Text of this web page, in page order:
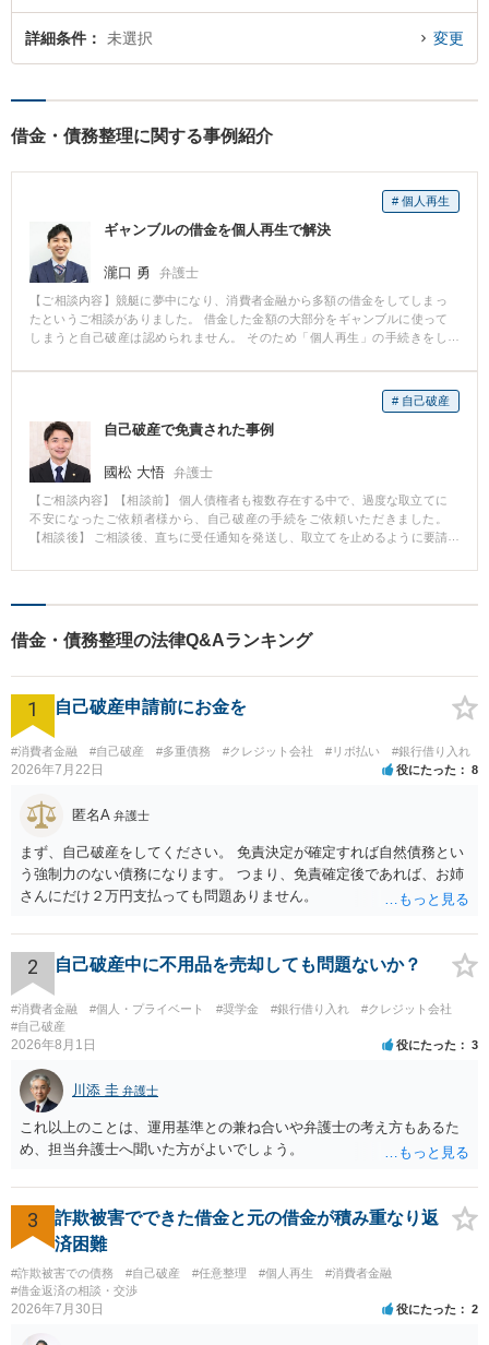
詳細条件 未選択 変更
借金・債務整理に関する事例紹介
# 個人再生
ギャンブルの借金を個人再生で解決
瀧口 勇 弁護士
【ご相談内容】競艇に夢中になり、消費者金融から多額の借金をしてしまっ
たというご相談がありました。 借金した金額の大部分をギャンブルに使って
しまうと自己破産は認められません。 そのため「個人再生」の手続きをし
難だと認めてもらい、減額してもらった返済額を分割で支払っていく方法で
す。 結果として、借金の5分の1を3年かけて分割で支払う形で解決しまし
た。 大きくなりすぎた借金でも何かしらの解決策はあります。 借金を返すた
めの借金をしないためにも、借金問題はお早めにご相談ください。
# 自己破産
自己破産で免責された事例
國松 大悟 弁護士
【ご相談内容】【相談前】 個人債権者も複数存在する中で、過度な取立てに
不安になったご依頼者様から、自己破産の手続をご依頼いただきました。
【相談後】 ご相談後、直ちに受任通知を発送し、取立てを止めるように要請
れることとなりました。 【先生のコメント】 自己破産手続にはマイナスのイ
ては生活の立て直しが難しいような場合には、自己破産手続も検討すること
が重要です。 当事務所では、自己破産手続のご相談もお受けしておりますの
借金・債務整理の法律Q&Aランキング
1 自己破産申請前にお金を
#消費者金融 #自己破産 #多重債務 #クレジット会社 #リボ払い #銀行借り入れ
2026年7月22日 役にたった 8
匿名A 弁護士
まず、自己破産をしてください。 免責決定が確定すれば自然債務とい
う強制力のない債務になります。 つまり、免責確定後であれば、お姉
さんにだけ２万円支払っても問題ありません。
2 自己破産中に不用品を売却しても問題ないか？
#消費者金融 #個人・プライベート #奨学金 #銀行借り入れ
#クレジット会社
#自己破産
2026年8月1日 役にたった 3
川添 圭 弁護士
これ以上のことは、運用基準との兼ね合いや弁護士の考え方もあるた
め、担当弁護士へ聞いた方がよいでしょう。
3
詐欺被害でできた借金と元の借金が積み重なり返
済困難
#詐欺被害での債務 #自己破産 #任意整理 #個人再生
#消費者金融
#借金返済の相談・交渉
2026年7月30日 役にたった 2